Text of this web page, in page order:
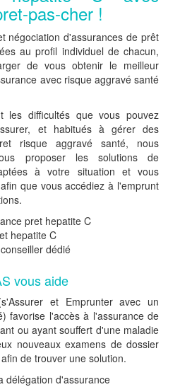
pas-cher !
négociation d'assurances de prêt
au profil individuel de chacun,
de vous obtenir le meilleur
avec risque aggravé santé
les difficultés que vous pouvez
et habitués à gérer des
risque aggravé santé, nous
proposer les solutions de
à votre situation et vous
que vous accédiez à l'emprunt
pret hepatite C
hepatite C
dédié
vous aide
et Emprunter avec un
favorise l'accès à l'assurance de
ou ayant souffert d'une maladie
nouveaux examens de dossier
de trouver une solution.
délégation d'assurance